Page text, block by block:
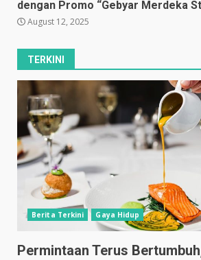
dengan Promo “Gebyar Merdeka
August 12, 2025
TERKINI
Berita Terkini Gaya Hidup
Permintaan Terus